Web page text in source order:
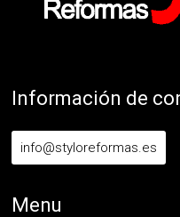
Información de
info@styloreformas.es
Menu